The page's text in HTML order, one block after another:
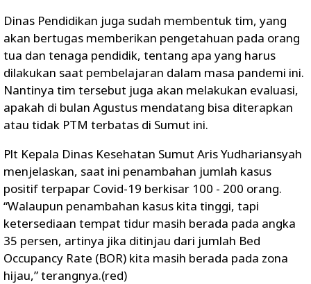
Dinas Pendidikan juga sudah membentuk tim, yang
akan bertugas memberikan pengetahuan pada orang
tua dan tenaga pendidik, tentang apa yang harus
dilakukan saat pembelajaran dalam masa pandemi ini.
Nantinya tim tersebut juga akan melakukan evaluasi,
apakah di bulan Agustus mendatang bisa diterapkan
atau tidak PTM terbatas di Sumut ini.
Plt Kepala Dinas Kesehatan Sumut Aris Yudhariansyah
menjelaskan, saat ini penambahan jumlah kasus
positif terpapar Covid-19 berkisar 100 - 200 orang.
“Walaupun penambahan kasus kita tinggi, tapi
ketersediaan tempat tidur masih berada pada angka
35 persen, artinya jika ditinjau dari jumlah Bed
Occupancy Rate (BOR) kita masih berada pada zona
hijau,” terangnya.(red)